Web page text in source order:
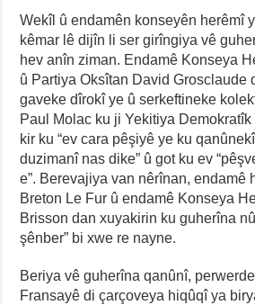
Wekîl û endamên konseyên herêmî
kêmar lê dijîn li ser girîngiya vê
hev anîn ziman. Endamê Konseya
û Partiya Oksîtan David Grosclaude
gaveke dîrokî ye û serkeftineke
Paul Molac ku ji Yekitiya Demokratîk
kir ku “ev cara pêşiyê ye ku
duzimanî nas dike” û got ku ev
e”. Berevajiya van nêrînan, endamê
Breton Le Fur û endamê Konseya
Brisson dan xuyakirin ku guherîna
şênber” bi xwe re nayne.
Beriya vê guherîna qanûnî,
Fransayê di çarçoveya hiqûqî ya